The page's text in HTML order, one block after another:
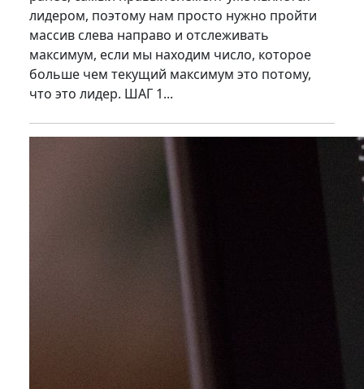
лидером, поэтому нам просто нужно пройти
массив слева направо и отслеживать
максимум, если мы находим число, которое
больше чем текущий максимум это потому,
что это лидер. ШАГ 1...